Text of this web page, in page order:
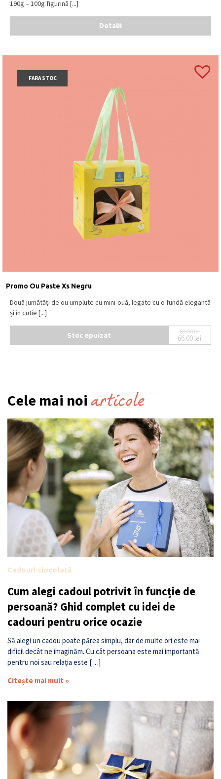
190g – 100g figurină [...]
Detalii
FARA STOC
Promo Ou Paste Xs Negru
Două jumătăți de ou umplute cu mini-ouă, legate cu o fundă elegantă
și în cutie [...]
Stoc epuizat 83.00lei
Prețul
66.00 lei
Prețul
Cele mai noi articole
Cadouri ciocolată
Cum alegi cadoul potrivit în funcție de
persoană? Ghid complet cu idei de
cadouri pentru orice ocazie
Să alegi un cadou poate părea simplu, dar de multe ori este mai
dificil decât ne imaginăm. Cu cât persoana este mai importantă
pentru noi sau relația este […]
Citește mai mult »